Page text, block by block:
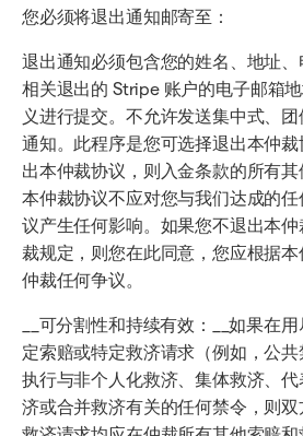
您必须将退出通知邮寄至：
退出通知必须包含您的姓名、地址
相关退出的 Stripe 账户的电子邮箱
义进行提交。不允许发送集中式、
通知。此程序是您可选择退出本仲
出本仲裁协议，则入金条款的所有
本仲裁协议不应对您与我们达成的
议产生任何影响。如果您不退出本
裁规定，则您在此同意，您应根据
仲裁任何争议。
__可分割性和持续有效：__如果在
定索赔或特定救济请求（例如，公
执行与非个人化救济、集体救济、
济或合并救济有关的任何禁令，则